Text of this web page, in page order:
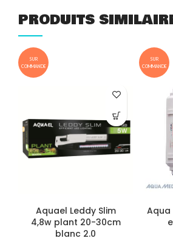
PRODUITS
SUR
COMMANDE
Aquael Leddy Slim
4,8w plant 20-30cm
blanc 2.0
SUR
COMMANDE
Aqua